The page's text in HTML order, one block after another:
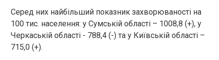
Серед них найбільший показник захворюваності на
100 тис. населення: у Сумській області – 1008,8 (+), у
Черкаській області - 788,4 (-) та у Київській області –
715,0 (+).